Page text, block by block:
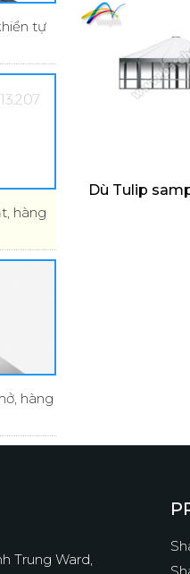
Dù Tulip
tự
hàng
hàng
Trung Ward,